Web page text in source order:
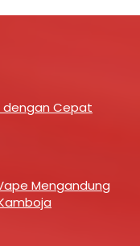
dengan Cepat
Mengandung